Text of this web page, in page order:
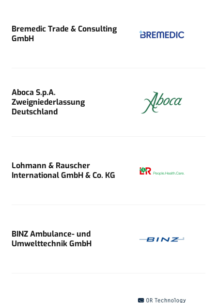
Bremedic Trade & Consulting
GmbH
Aboca S.p.A.
Zweigniederlassung
Deutschland
Lohmann & Rauscher
International GmbH & Co. KG
BINZ Ambulance- und
Umwelttechnik GmbH